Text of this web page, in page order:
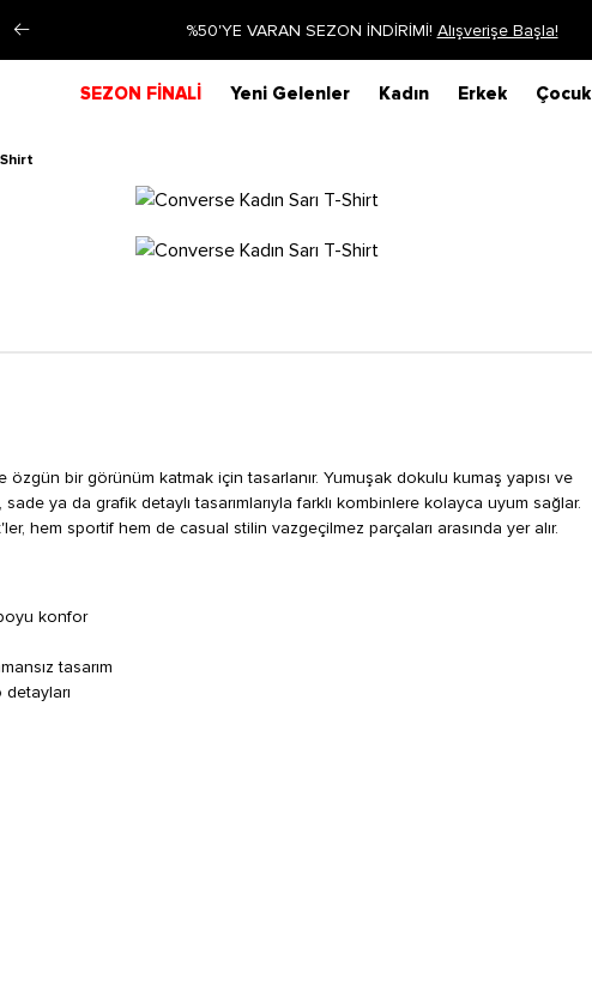
%50'YE VARAN SEZON İNDİRİMİ!Alışverişe Başla!
SEZON FİNALİ Yeni Gelenler Kadın Erkek Çocuk
bir görünüm katmak için tasarlanır. Yumuşak dokulu kumaş yapısı ve
ya da grafik detaylı tasarımlarıyla farklı kombinlere kolayca uyum sağlar.
hem sportif hem de casual stilin vazgeçilmez parçaları arasında yer alır.
konfor
tasarım